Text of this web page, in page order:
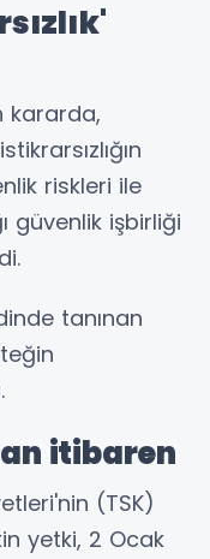
kararda,
riskleri ile
güvenlik işbirliği
tanınan
itibaren
(TSK)
yetki, 2 Ocak